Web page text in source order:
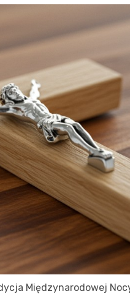
Międzynarodowej